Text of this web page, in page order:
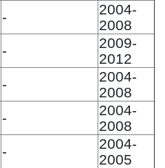
-
2004-
2008
-
2009-
2012
-
2004-
2008
-
2004-
2008
-
2004-
2005